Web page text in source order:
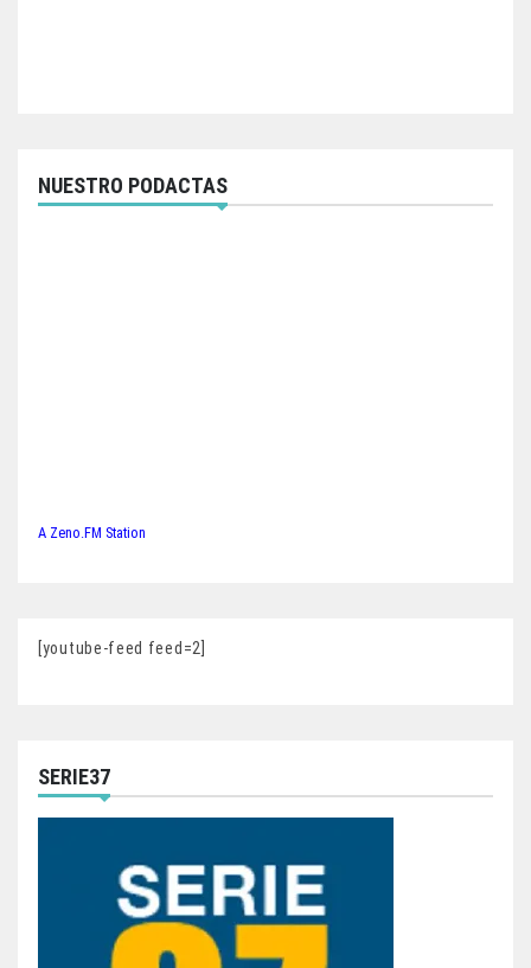
NUESTRO PODACTAS
A Zeno.FM Station
[youtube-feed feed=2]
SERIE37